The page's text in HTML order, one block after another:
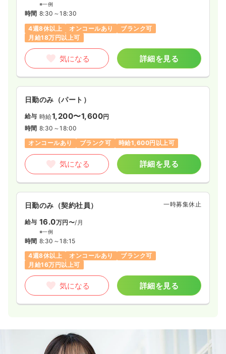
※一例
時間 8:30～18:30
4週8休以上
オンコールあり
ブランク可
月給18万円以上可
気になる 詳細を見る
日勤のみ（パート）
給与 時給1,200〜1,600円
時間 8:30～18:00
オンコールあり
ブランク可 時給1,600円以上可
気になる 詳細を見る
日勤のみ（契約社員） 一時募集休止
給与 16.0万円〜/月
※一例
時間 8:30～18:15
4週8休以上
オンコールあり
ブランク可
月給16万円以上可
気になる 詳細を見る